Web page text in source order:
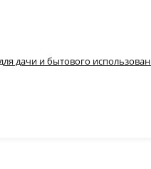
дачи и бытового